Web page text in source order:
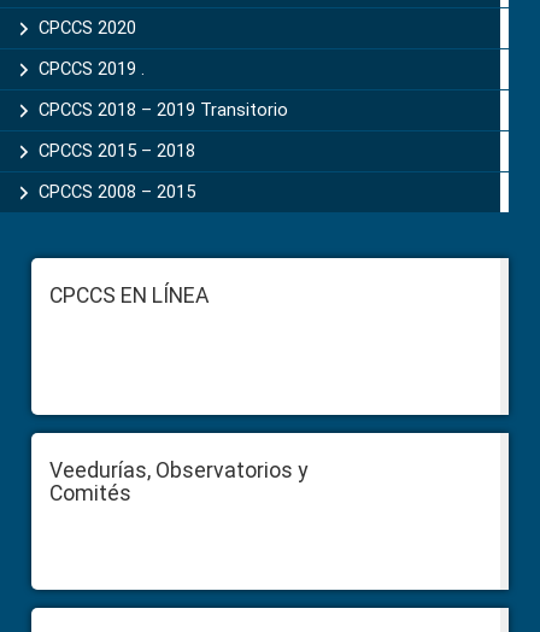
CPCCS 2020
CPCCS 2019 .
CPCCS 2018 – 2019 Transitorio
CPCCS 2015 – 2018
CPCCS 2008 – 2015
FooterCPCCS EN LÍNEA
Veedurías, Observatorios y
Comités